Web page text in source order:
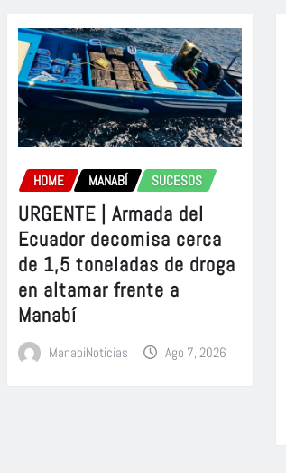
HOME MANABÍ SUCESOS
URGENTE | Armada del
Ecuador decomisa cerca
de 1,5 toneladas de droga
en altamar frente a
Manabí
ManabiNoticias Ago 7, 2026